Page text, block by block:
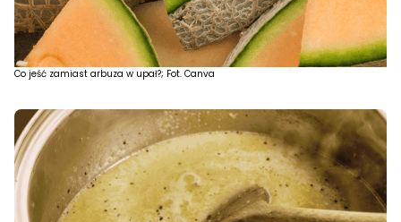
Co jeść zamiast arbuza w upał?; Fot. Canva